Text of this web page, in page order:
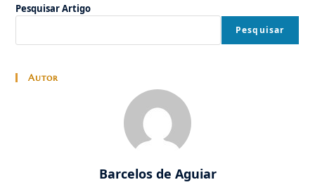
Pesquisar Artigo
Pesquisar
Autor
Barcelos de Aguiar